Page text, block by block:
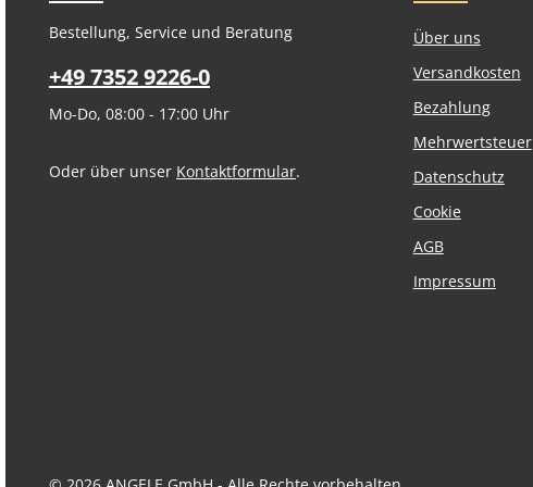
Bestellung, Service und Beratung
+49 7352 9226-0
Mo-Do, 08:00 - 17:00 Uhr
Oder über unser Kontaktformular.
Über uns
Versandkosten
Bezahlung
Mehrwertsteuer
Datenschutz
Cookie
AGB
Impressum